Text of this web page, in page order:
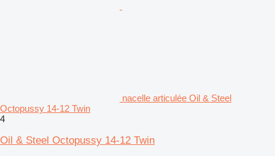
nacelle articulée Oil & Steel
Octopussy 14-12 Twin
4
Oil & Steel Octopussy 14-12 Twin